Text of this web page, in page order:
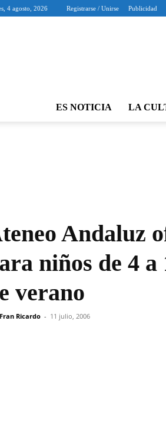
4 agosto, 2026 Registrarse / Unirse Publicidad
ES NOTICIA LA
Andaluz
niños de 4 a
verano
Fran Ricardo - 11 julio, 2006